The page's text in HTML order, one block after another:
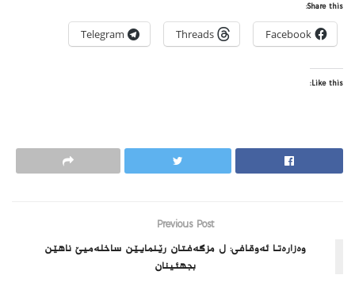
Share this:
Facebook
Threads
Telegram
Like this:
Previous Post
وه‌زاره‌تا ئه‌وقافی: ل مزگه‌فتان رێنمایێن ساخله‌میێ ناهێن
بجهئینان